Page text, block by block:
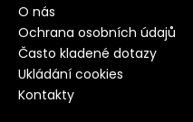
O nás
Ochrana osobních údajů
Často kladené dotazy
Ukládání cookies
Kontakty